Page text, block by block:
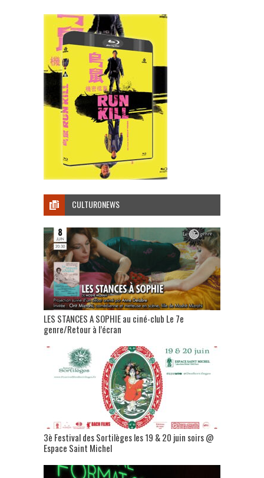
CULTURONEWS
LES STANCES A SOPHIE au ciné-club Le 7e
genre/Retour à l’écran
3è Festival des Sortilèges les 19 & 20 juin soirs @
Espace Saint Michel